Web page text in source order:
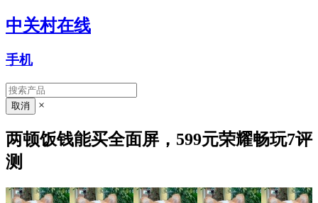
中关村在线
手机
×
两顿饭钱能买全面屏，599元荣耀畅玩7评
测